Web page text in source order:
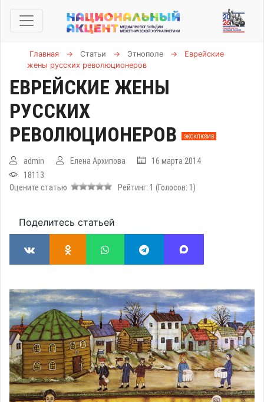
Главная → Статьи → Этнополе →
Еврейские
жены русских революционеров
ЕВРЕЙСКИЕ ЖЕНЫ
РУССКИХ
РЕВОЛЮЦИОНЕРОВ
ЭКСКЛЮЗИВ
admin Елена Архипова
16 марта 2014
18113
Оцените статью
Рейтинг: 1 (Голосов: 1 )
Поделитесь статьей